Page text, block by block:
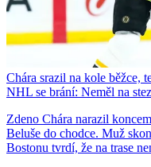
Chára srazil na kole běžce,
NHL se brání: Neměl na
Zdeno Chára narazil
Beluše do chodce. Muž
Bostonu tvrdí, že na trase